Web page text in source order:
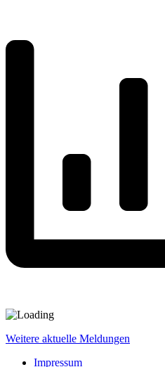
Weitere aktuelle Meldungen
Impressum